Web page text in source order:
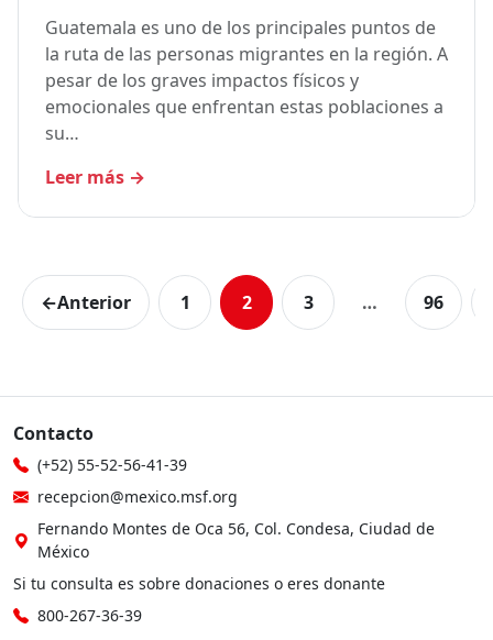
Guatemala es uno de los principales puntos de
la ruta de las personas migrantes en la región. A
pesar de los graves impactos físicos y
emocionales que enfrentan estas poblaciones a
su…
Leer más →
←Anterior 1 2 3 … 96
Contacto
(+52) 55-52-56-41-39
recepcion@mexico.msf.org
Fernando Montes de Oca 56, Col. Condesa, Ciudad de
México
Si tu consulta es sobre donaciones o eres donante
800-267-36-39